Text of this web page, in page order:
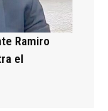
Ramiro
el